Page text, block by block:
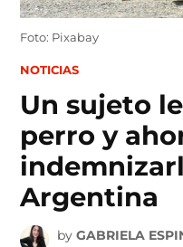
Foto: Pixabay
POSTED
NOTICIAS
Un sujeto
perro y
Argentina
by GABRIELA